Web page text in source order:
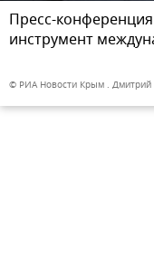
Пресс-конференция
инструмент
© РИА Новости Крым .